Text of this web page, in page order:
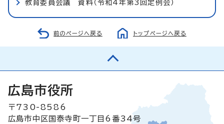
教育委員会議 資料（令和4年第3回定例会）
前のページへ戻る トップページへ戻る
広島市役所
〒730-8586
広島市中区国泰寺町一丁目6番34号